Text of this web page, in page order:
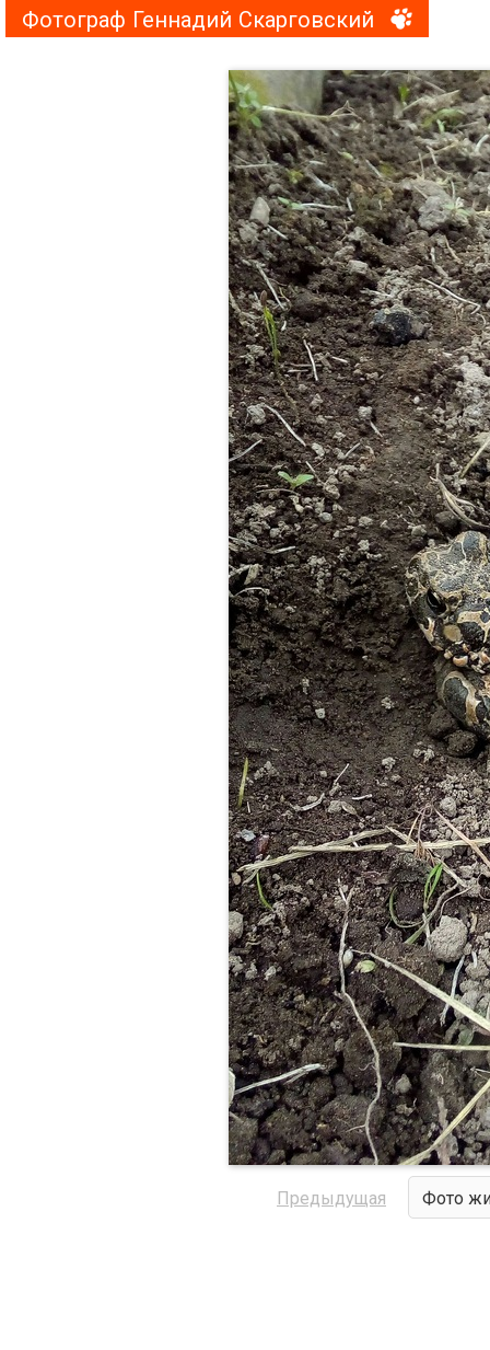
Фотограф Геннадий Скарговский
Предыдущая Фото